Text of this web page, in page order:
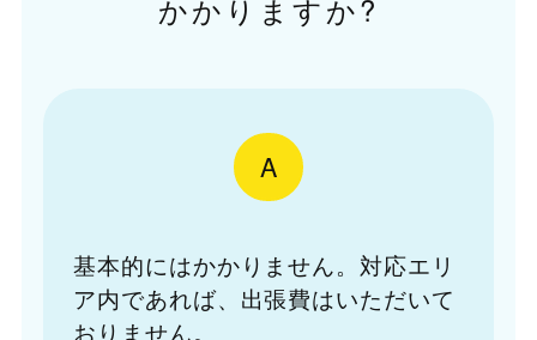
かかりますか?
A
基本的にはかかりません。対応エリ
ア内であれば、出張費はいただいて
おりません。